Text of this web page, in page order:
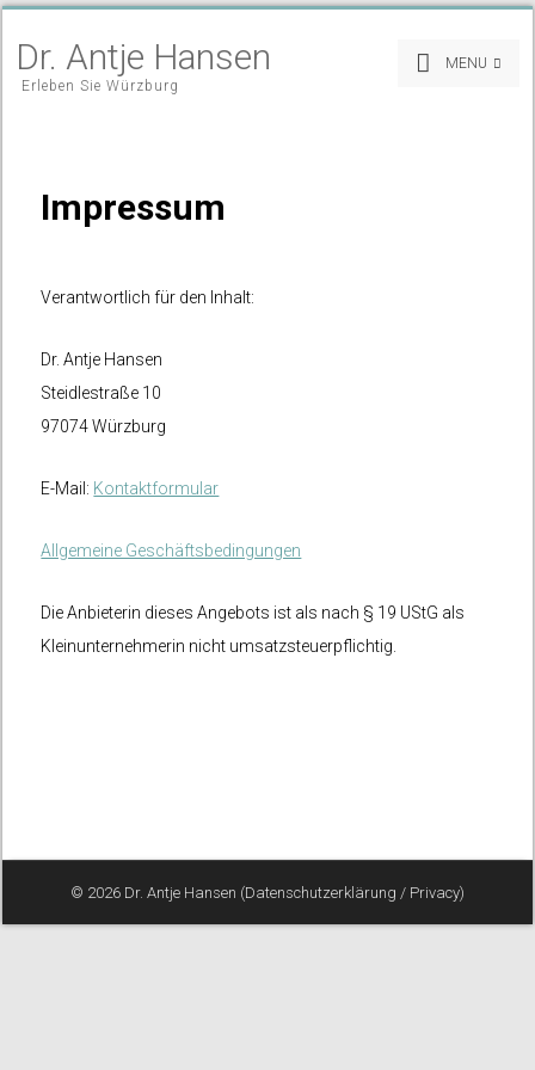
Dr. Antje Hansen
Erleben Sie Würzburg
MENU
Impressum
Verantwortlich für den Inhalt:
Dr. Antje Hansen
Steidlestraße 10
97074 Würzburg
E-Mail: Kontaktformular
Allgemeine Geschäftsbedingungen
Die Anbieterin dieses Angebots ist als nach § 19 UStG als
Kleinunternehmerin nicht umsatzsteuerpflichtig.
© 2026 Dr. Antje Hansen (Datenschutzerklärung / Privacy)